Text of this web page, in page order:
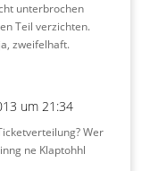
unterbrochen
Teil verzichten.
zweifelhaft.
um 21:34
Wer
ne Klaptohhl